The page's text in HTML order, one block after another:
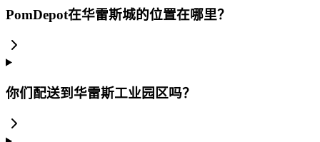
PomDepot在华雷斯城的位置在哪里？
你们配送到华雷斯工业园区吗？